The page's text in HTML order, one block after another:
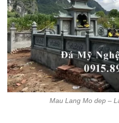
Mau Lang Mo dep –